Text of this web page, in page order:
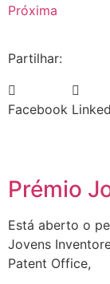
Próxima
Partilhar:
Facebook
Prémio
Está aberto o
Jovens
Patent Office,